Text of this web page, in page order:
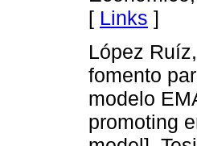
[ Links ]
López
fomento
modelo
promoting